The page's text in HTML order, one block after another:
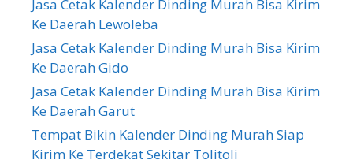
Jasa Cetak Kalender Dinding Murah Bisa Kirim
Ke Daerah Lewoleba
Jasa Cetak Kalender Dinding Murah Bisa Kirim
Ke Daerah Gido
Jasa Cetak Kalender Dinding Murah Bisa Kirim
Ke Daerah Garut
Tempat Bikin Kalender Dinding Murah Siap
Kirim Ke Terdekat Sekitar Tolitoli